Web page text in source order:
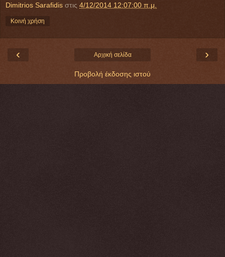
Dimitrios Sarafidis στις 4/12/2014 12:07:00 π.μ.
Κοινή χρήση
‹ ›
Αρχική σελίδα
Προβολή έκδοσης ιστού